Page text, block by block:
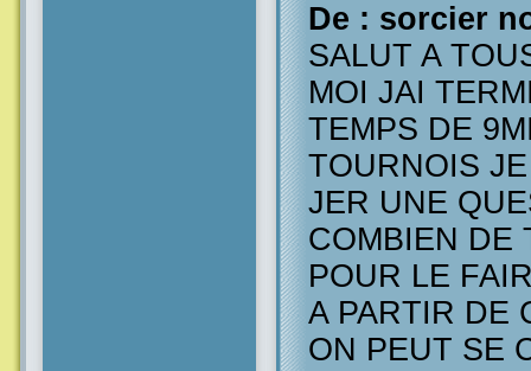
De : sorcier
SALUT A
MOI JAI
TEMPS DE
TOURNOIS
JER UNE
COMBIEN DE
POUR LE
A PARTIR DE
ON PEUT SE